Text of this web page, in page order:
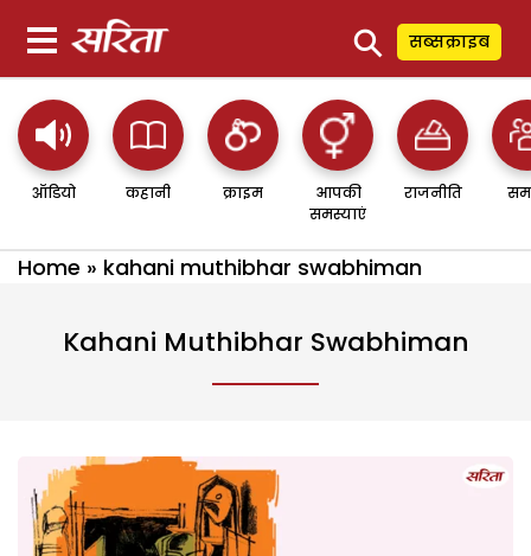
⚲ सब्सक्राइब
ऑडियो कहानी क्राइम
आपकी
समस्याएं
राजनीति
Home » kahani muthibhar swabhiman
Kahani Muthibhar Swabhiman